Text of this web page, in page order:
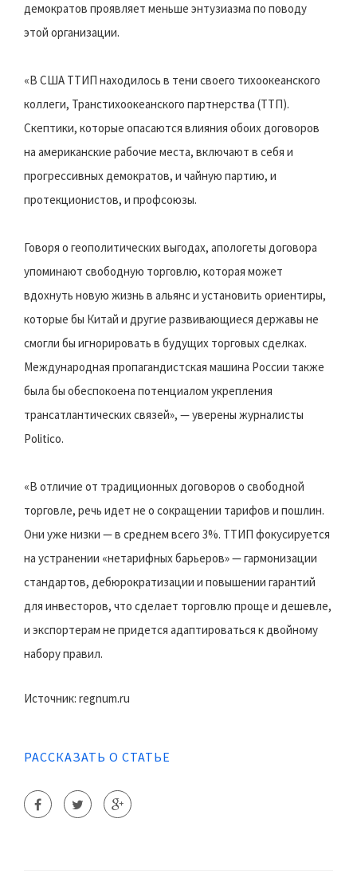
демократов проявляет меньше энтузиазма по поводу
этой организации.
«В США ТТИП находилось в тени своего тихоокеанского
коллеги, Транстихоокеанского партнерства (ТТП).
Скептики, которые опасаются влияния обоих договоров
на американские рабочие места, включают в себя и
прогрессивных демократов, и чайную партию, и
протекционистов, и профсоюзы.
Говоря о геополитических выгодах, апологеты договора
упоминают свободную торговлю, которая может
вдохнуть новую жизнь в альянс и установить ориентиры,
которые бы Китай и другие развивающиеся державы не
смогли бы игнорировать в будущих торговых сделках.
Международная пропагандистская машина России также
была бы обеспокоена потенциалом укрепления
трансатлантических связей», — уверены журналисты
Politico.
«В отличие от традиционных договоров о свободной
торговле, речь идет не о сокращении тарифов и пошлин.
Они уже низки — в среднем всего 3%. ТТИП фокусируется
на устранении «нетарифных барьеров» — гармонизации
стандартов, дебюрократизации и повышении гарантий
для инвесторов, что сделает торговлю проще и дешевле,
и экспортерам не придется адаптироваться к двойному
набору правил.
Источник: regnum.ru
РАССКАЗАТЬ О СТАТЬЕ